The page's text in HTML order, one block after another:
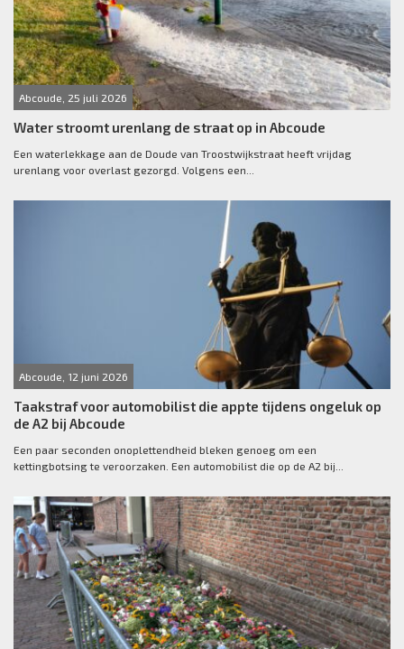
Abcoude, 25 juli 2026
Water stroomt urenlang de straat op in Abcoude
Een waterlekkage aan de Doude van Troostwijkstraat heeft vrijdag
urenlang voor overlast gezorgd. Volgens een...
Abcoude, 12 juni 2026
Taakstraf voor automobilist die appte tijdens ongeluk op
de A2 bij Abcoude
Een paar seconden onoplettendheid bleken genoeg om een
kettingbotsing te veroorzaken. Een automobilist die op de A2 bij...